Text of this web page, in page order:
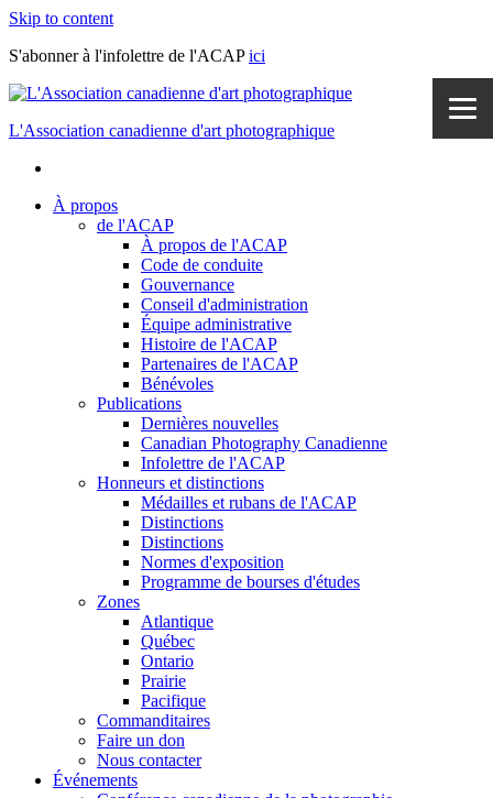
Skip to content
S'abonner à l'infolettre de l'ACAPici
L'Association canadienne d'art photographique
À propos
de l'ACAP
À propos de l'ACAP
Code de conduite
Gouvernance
Conseil d'administration
Équipe administrative
Histoire de l'ACAP
Partenaires de l'ACAP
Bénévoles
Publications
Dernières nouvelles
Canadian Photography Canadienne
Infolettre de l'ACAP
Honneurs et distinctions
Médailles et rubans de l'ACAP
Distinctions
Distinctions
Normes d'exposition
Programme de bourses d'études
Zones
Atlantique
Québec
Ontario
Prairie
Pacifique
Commanditaires
Faire un don
Nous contacter
Événements